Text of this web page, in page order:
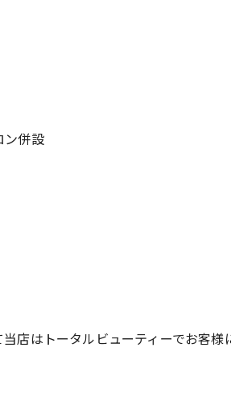
ン併設
はトータルビューティーでお客様